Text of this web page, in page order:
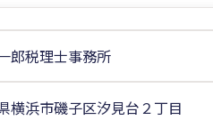
郎税理士事務所
横浜市磯子区汐見台２丁目